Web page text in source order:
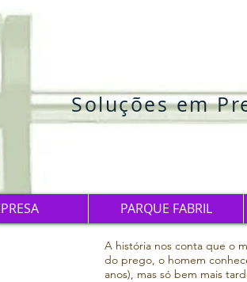
Soluções em
PARQUE FABRIL
A história nos conta que o
do prego, o homem
anos), mas só bem mais